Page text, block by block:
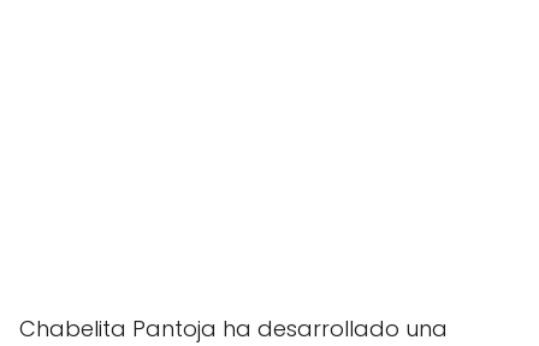
Chabelita Pantoja ha desarrollado una